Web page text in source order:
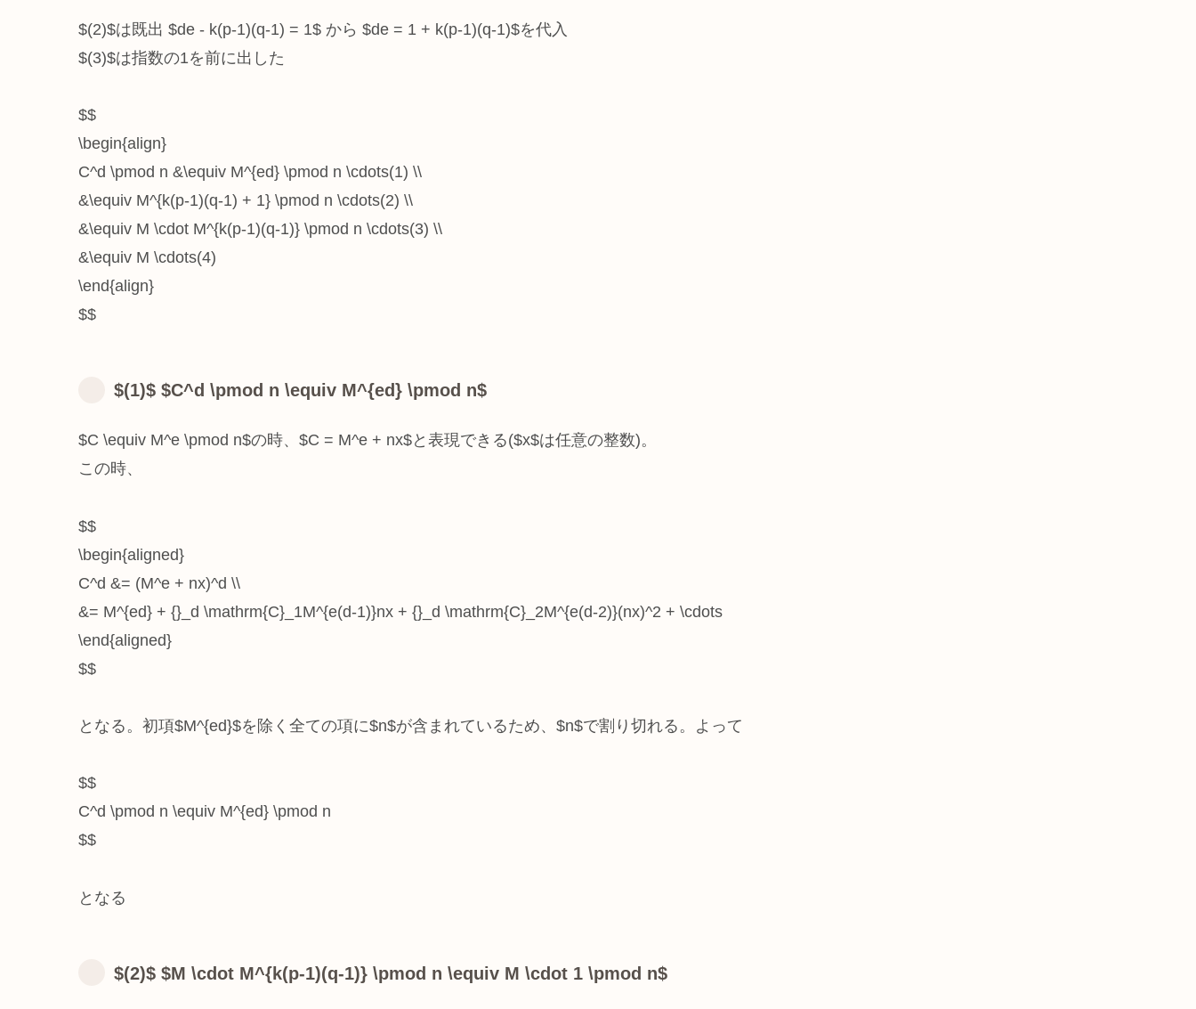
$(2)$は既出 $de - k(p-1)(q-1) = 1$ から $de = 1 + k(p-1)(q-1)$を代入
$(3)$は指数の1を前に出した
$$
\begin{align}
C^d \pmod n &\equiv M^{ed} \pmod n \cdots(1) \\
&\equiv M^{k(p-1)(q-1) + 1} \pmod n \cdots(2) \\
&\equiv M \cdot M^{k(p-1)(q-1)} \pmod n \cdots(3) \\
&\equiv M \cdots(4)
\end{align}
$$
$(1)$ $C^d \pmod n \equiv M^{ed} \pmod n$
$C \equiv M^e \pmod n$の時、$C = M^e + nx$と表現できる($x$は任意の整数)。
この時、
$$
\begin{aligned}
C^d &= (M^e + nx)^d \\
&= M^{ed} + {}_d \mathrm{C}_1M^{e(d-1)}nx + {}_d \mathrm{C}_2M^{e(d-2)}(nx)^2 + \cdots
\end{aligned}
$$
となる。初項$M^{ed}$を除く全ての項に$n$が含まれているため、$n$で割り切れる。よって
$$
C^d \pmod n \equiv M^{ed} \pmod n
$$
となる
$(2)$ $M \cdot M^{k(p-1)(q-1)} \pmod n \equiv M \cdot 1 \pmod n$